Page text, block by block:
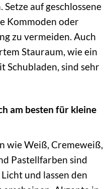
Setze auf geschlossene
Kommoden oder
zu vermeiden. Auch
Stauraum, wie ein
Schubladen, sind sehr
am besten für kleine
wie Weiß, Cremeweiß,
Pastellfarben sind
und lassen den